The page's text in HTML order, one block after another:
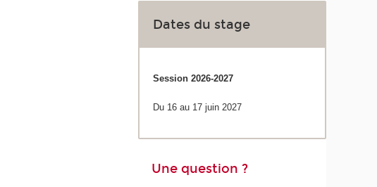
Dates du stage
Session 2026-2027
Du 16 au 17 juin 2027
Une question ?